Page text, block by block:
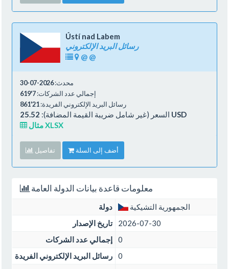
Ústí nad Labem
رسائل البريد الإلكتروني
@ @
محدث:2026-07-30
إجمالي عدد الشركات:7'619
رسائل البريد الإلكتروني الفريدة:21'861
السعر (غير شامل ضريبة القيمة المضافة): 25.52 USD
مثال XLSX
تفاصيل أضف إلى السلة
معلومات قاعدة بيانات الدولة العامة
دولة
الجمهورية التشيكية
تاريخ الإصدار
2026-07-30
إجمالي عدد الشركات
0
رسائل البريد الإلكتروني الفريدة
0